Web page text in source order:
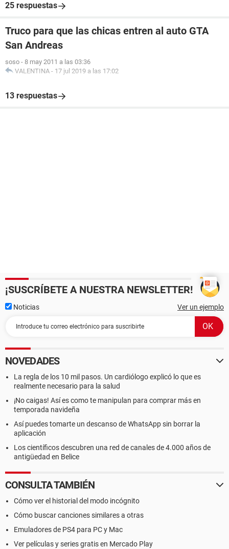
25 respuestas
Truco para que las chicas entren al auto GTA
San Andreas
soso - 8 may 2011 a las 03:36
VALENTINA - 17 jul 2019 a las 17:02
13 respuestas
¡SUSCRÍBETE A NUESTRA NEWSLETTER!
Noticias Ver un ejemplo
NOVEDADES
La regla de los 10 mil pasos. Un cardiólogo explicó lo que es
realmente necesario para la salud
¡No caigas! Así es como te manipulan para comprar más en
temporada navideña
Así puedes tomarte un descanso de WhatsApp sin borrar la
aplicación
Los científicos descubren una red de canales de 4.000 años de
antigüedad en Belice
CONSULTA TAMBIÉN
Cómo ver el historial del modo incógnito
Cómo buscar canciones similares a otras
Emuladores de PS4 para PC y Mac
Ver películas y series gratis en Mercado Play